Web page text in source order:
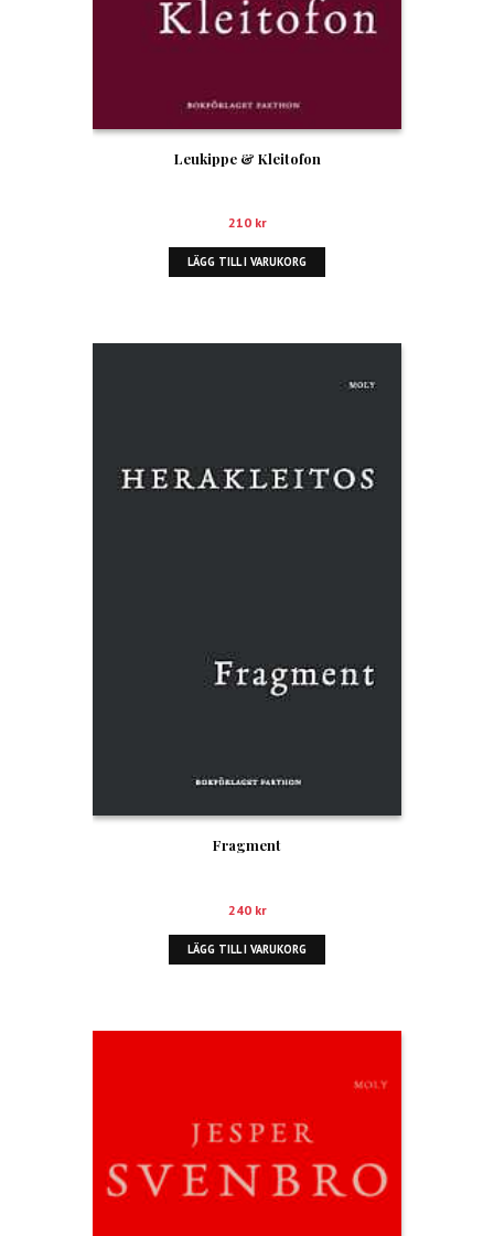
Leukippe & Kleitofon
210 kr
LÄGG TILL I VARUKORG
Fragment
240 kr
LÄGG TILL I VARUKORG